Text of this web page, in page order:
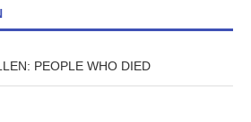
PEOPLE WHO DIED